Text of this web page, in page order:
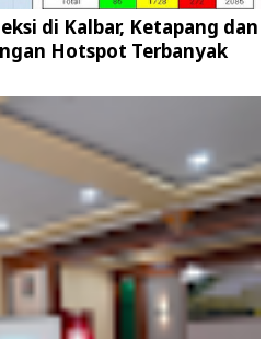
di Kalbar, Ketapang dan
Hotspot Terbanyak